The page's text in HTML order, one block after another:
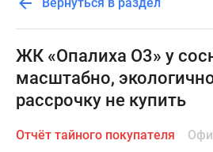
Москвы
Готовые
новостройки
Новостройки
карте
предложения
ЖК «Опалиха О3» у
масштабно,
рассрочку не купить
Отчёт тайного покупателя